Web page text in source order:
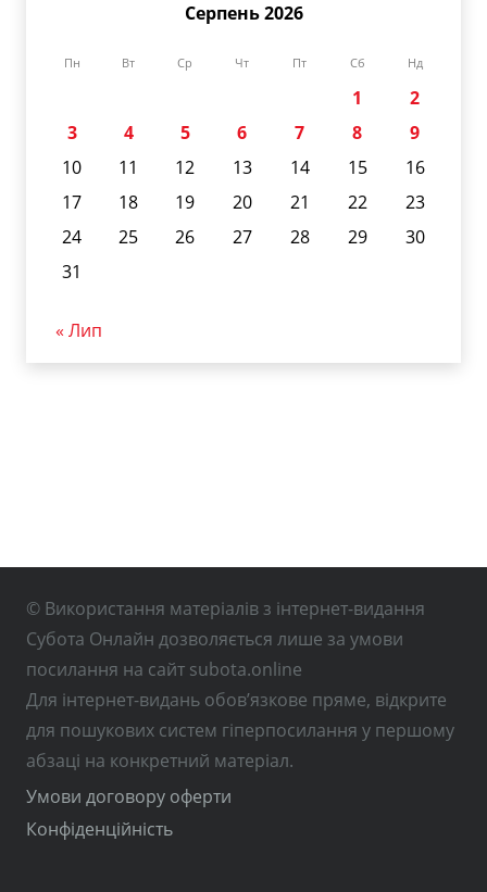
Серпень 2026
Пн Вт Ср Чт Пт Сб Нд
1
2
3
4 5 6 7 8
9
10
11 12 13 14 15
16
17
18 19 20 21 22
23
24
25 26 27 28 29
30
31
« Лип
© Використання матеріалів з інтернет-видання
Субота Онлайн дозволяється лише за умови
посилання на сайт subota.online
Для інтернет-видань обов’язкове пряме, відкрите
для пошукових систем гіперпосилання у першому
абзаці на конкретний матеріал.
Умови договору оферти
Конфіденційність